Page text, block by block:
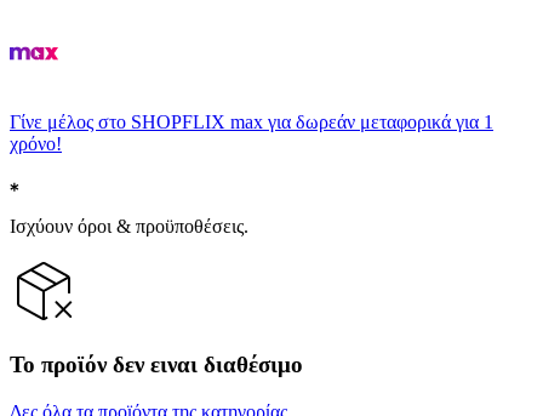
Γίνε μέλος στο SHOPFLIX max για δωρεάν μεταφορικά για 1
χρόνο!
Ισχύουν όροι & προϋποθέσεις.
Το προϊόν δεν ειναι διαθέσιμο